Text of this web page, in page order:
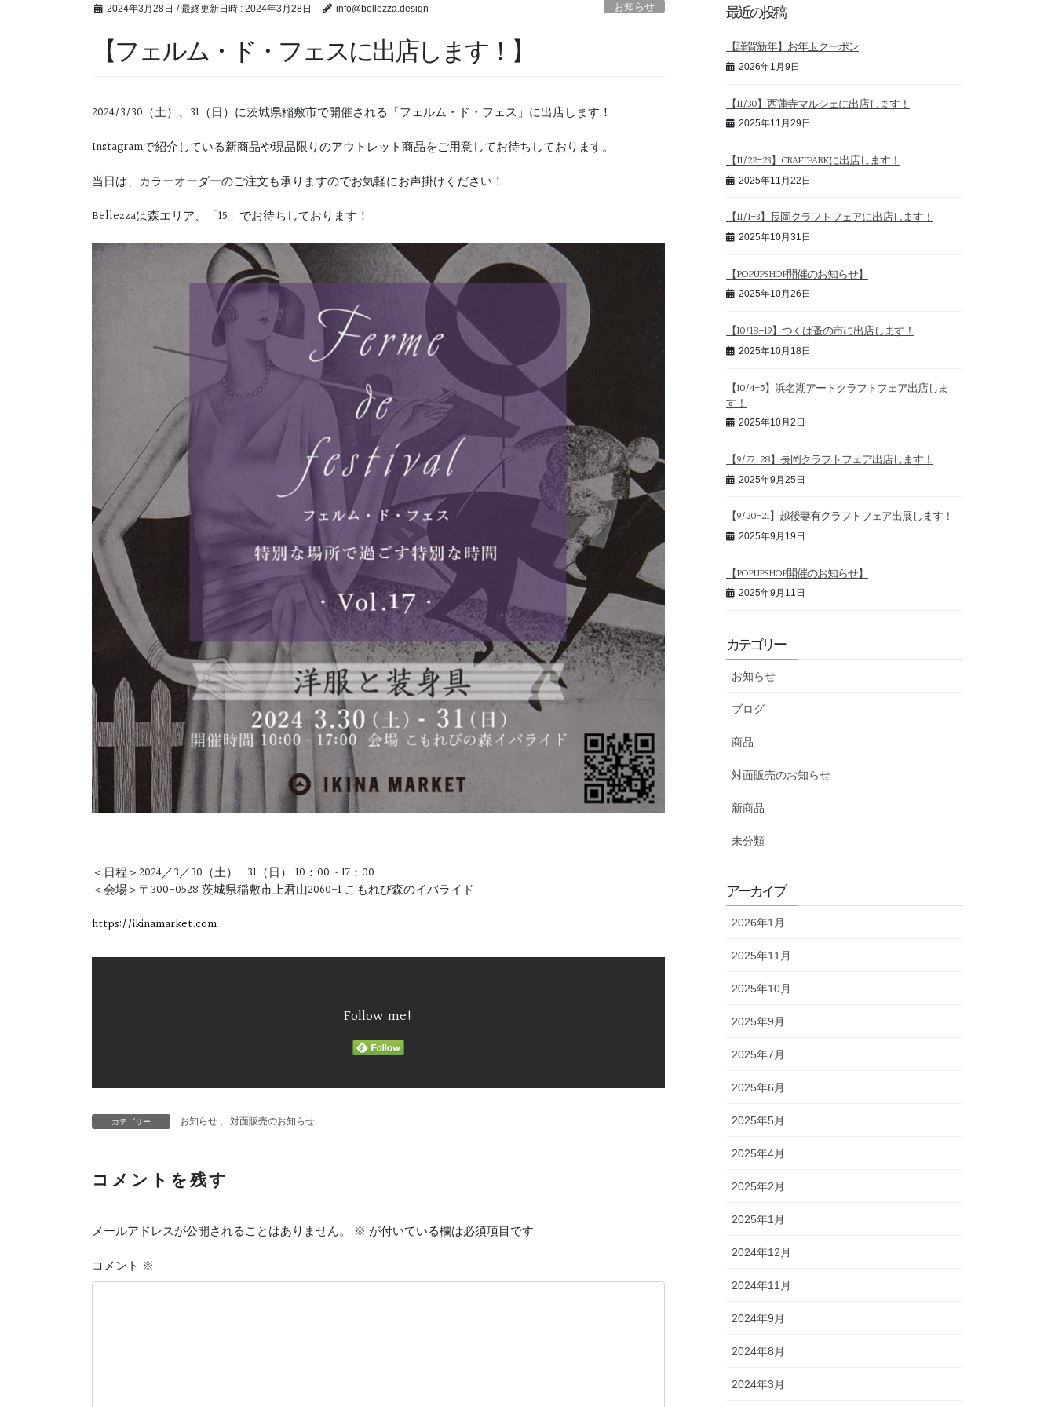
2024年3月28日 / 最終更新日時 : 2024年3月28日 info@bellezza.design お知らせ
【フェルム・ド・フェスに出店します！】
2024/3/30（土）、31（日）に茨城県稲敷市で開催される「フェルム・ド・フェス」に出店します！
Instagramで紹介している新商品や現品限りのアウトレット商品をご用意してお待ちしております。
当日は、カラーオーダーのご注文も承りますのでお気軽にお声掛けください！
Bellezzaは森エリア、「15」でお待ちしております！
＜日程＞2024／3／30（土）- 31（日） 10：00 ~ 17：00
＜会場＞〒300-0528 茨城県稲敷市上君山2060-1 こもれび森のイバライド
https://ikinamarket.com
Follow me!
カテゴリー お知らせ 、 対面販売のお知らせ
コメントを残す
メールアドレスが公開されることはありません。 ※ が付いている欄は必須項目です
コメント ※
最近の投稿
【謹賀新年】お年玉クーポン
2026年1月9日
【11/30】西蓮寺マルシェに出店します！
2025年11月29日
【11/22-23】CRAFTPARKに出店します！
2025年11月22日
【11/1-3】長岡クラフトフェアに出店します！
2025年10月31日
【POPUPSHOP開催のお知らせ】
2025年10月26日
【10/18-19】つくば蚤の市に出店します！
2025年10月18日
【10/4-5】浜名湖アートクラフトフェア出店しま
す！
2025年10月2日
【9/27-28】長岡クラフトフェア出店します！
2025年9月25日
【9/20-21】越後妻有クラフトフェア出展します！
2025年9月19日
【POPUPSHOP開催のお知らせ】
2025年9月11日
カテゴリー
お知らせ
ブログ
商品
対面販売のお知らせ
新商品
未分類
アーカイブ
2026年1月
2025年11月
2025年10月
2025年9月
2025年7月
2025年6月
2025年5月
2025年4月
2025年2月
2025年1月
2024年12月
2024年11月
2024年9月
2024年8月
2024年3月